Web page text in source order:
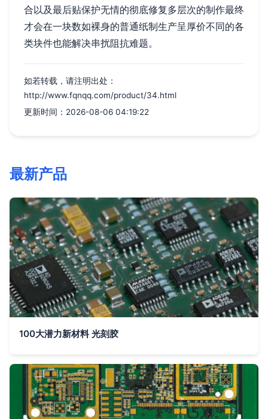
合以及最后贴保护无情的彻底修复多层次的制作最终
才会在一块数如裸身的普通纸制生产呈厚价不同的各
类块件也能解决串扰阻抗难题。
如若转载，请注明出处：
http://www.fqnqq.com/product/34.html
更新时间：2026-08-06 04:19:22
最新产品
100大潜力新材料 光刻胶